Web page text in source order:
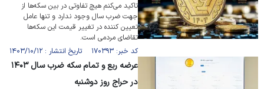
تاکید می‌کنم هیچ تفاوتی در بین سکه‌ها از
جهت ضرب سال وجود ندارد و تنها عامل
تعیین کننده در تغییر قیمت این سکه‌ها
تقاضای مردمی است.
کد خبر: ۱۷۰۳۹۳ تاریخ انتشار : ۱۴۰۳/۱۰/۱۲
عرضه ربع و تمام سکه ضرب سال ۱۴۰۳
در حراج روز دوشنبه